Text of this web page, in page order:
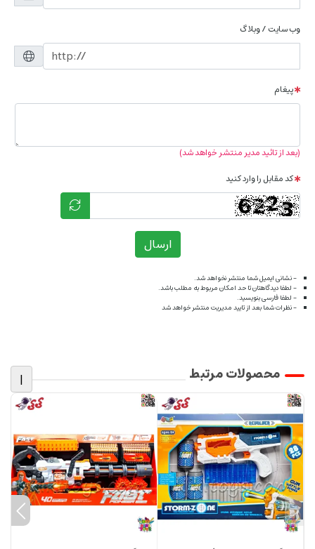
وب سایت / وبلاگ
پیغام
(بعد از تائید مدیر منتشر خواهد شد)
کد مقابل را وارد کنید
ارسال
- نشانی ایمیل شما منتشر نخواهد شد.
- لطفا دیدگاهتان تا حد امکان مربوط به مطلب باشد.
- لطفا فارسی بنویسید.
- نظرات شما بعد از تایید مدیریت منتشر خواهد شد
محصولات مرتبط |